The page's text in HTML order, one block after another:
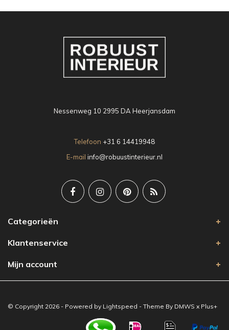
Nessenweg 10 2995 DA Heerjansdam
Telefoon +31 6 14419948
E-mail info@robuustinterieur.nl
Categorieën
Klantenservice
Mijn account
© Copyright 2026 - Powered by Lightspeed - Theme By DMWS x Plus+